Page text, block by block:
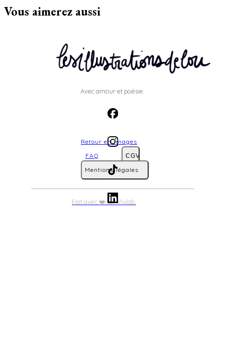
Vous aimerez aussi
Fait avec ❤️ sur Vivlab.
Avec amour et poésie.
CGV
Retour en images
FAQ
Mentions légales